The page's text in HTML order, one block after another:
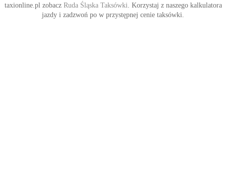
taxionline.pl zobacz Ruda Śląska Taksówki. Korzystaj z naszego kalkulatora
jazdy i zadzwoń po w przystępnej cenie taksówki.